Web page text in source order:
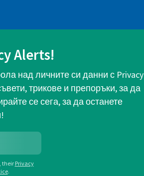
Alerts!
над личните си данни с Privacy
трикове и препоръки, за да
се сега, за да останете
their Privacy
.